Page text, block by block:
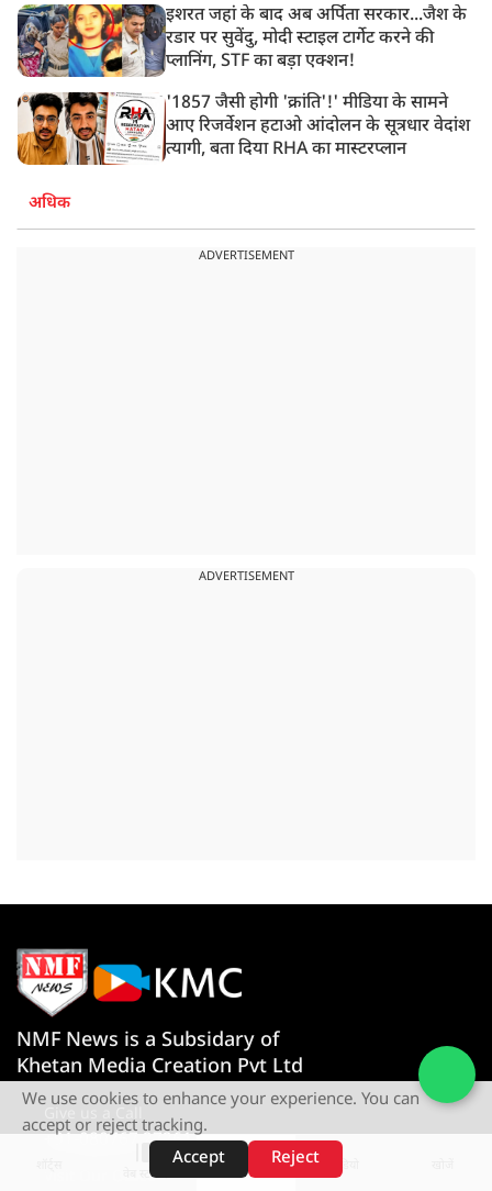
इशरत जहां के बाद अब अर्पिता सरकार...जैश के
रडार पर सुवेंदु, मोदी स्टाइल टार्गेट करने की
प्लानिंग, STF का बड़ा एक्शन!
'1857 जैसी होगी 'क्रांति'!' मीडिया के सामने
आए रिजर्वेशन हटाओ आंदोलन के सूत्रधार वेदांश
त्यागी, बता दिया RHA का मास्टरप्लान
अधिक
ADVERTISEMENT
ADVERTISEMENT
वेब स्टोरीज़
NMF News is a Subsidary of
Khetan Media Creation Pvt Ltd
Give us a Call
+91-080767 27261
Visit Our Office
We use cookies to enhance your experience. You can
accept or reject tracking.
Accept
Reject